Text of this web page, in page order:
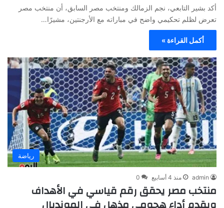
أكد بشير التابعي، نجم الزمالك ومنتخب مصر السابق، أن منتخب مصر
تعرض لظلم تحكيمي واضح في مباراته مع الأرجنتين، مشيرًا…
أكمل القراءة »
رياضة
admin منذ 4 أسابيع 0
منتخب مصر يحقق رقم قياسي في الأهداف